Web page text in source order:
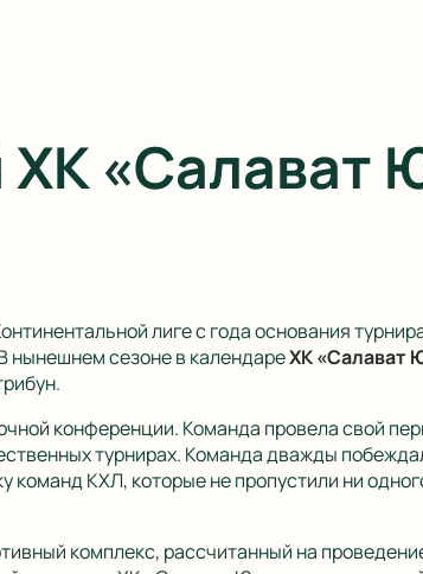
«Салават
лиге с года основания
нынешнем сезоне в календареХК «Салават
конференции. Команда провела свой
турнирах. Команда дважды
команд КХЛ, которые не пропустили ни
комплекс, рассчитанный на